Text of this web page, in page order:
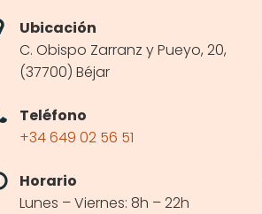
Ubicación
C. Obispo Zarranz y Pueyo, 20,
(37700) Béjar
Teléfono
+34 649 02 56 51
Horario
Lunes – Viernes: 8h – 22h